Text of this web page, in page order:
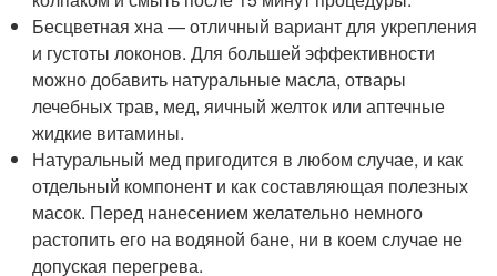
Бесцветная хна — отличный вариант для укрепления
и густоты локонов. Для большей эффективности
можно добавить натуральные масла, отвары
лечебных трав, мед, яичный желток или аптечные
жидкие витамины.
Натуральный мед пригодится в любом случае, и как
отдельный компонент и как составляющая полезных
масок. Перед нанесением желательно немного
растопить его на водяной бане, ни в коем случае не
допуская перегрева.